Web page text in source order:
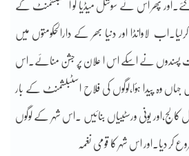
پھر اس نے سوشل میڈیا کو اسٹبلشمنٹ کے
لاوانڈا اور دنیا بھر کے دارالحکومتوں میں
پسندوں نے اسکے اس ا علان پر جشن منائے.اس
وہ پیدا ہؤا،لوگوں کی فلاح اسٹبلشمنٹ کے بار
کالج،اور یونی ورسٹییاں بنائیں ۔اس شہر کے لوگوں
کر دیا۔اور اس شہر کا قومی نغمہ